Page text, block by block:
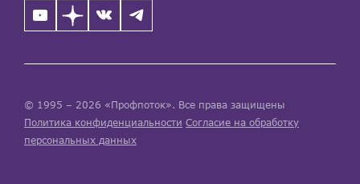
© 1995 – 2026 «Профпоток». Все права защищены
Политика конфиденциальности Согласие на обработку
персональных данных